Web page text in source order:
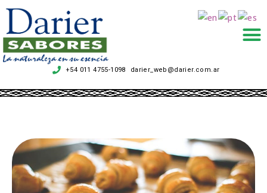
+54 011 4755-1098 darier_web@darier.com.ar
.